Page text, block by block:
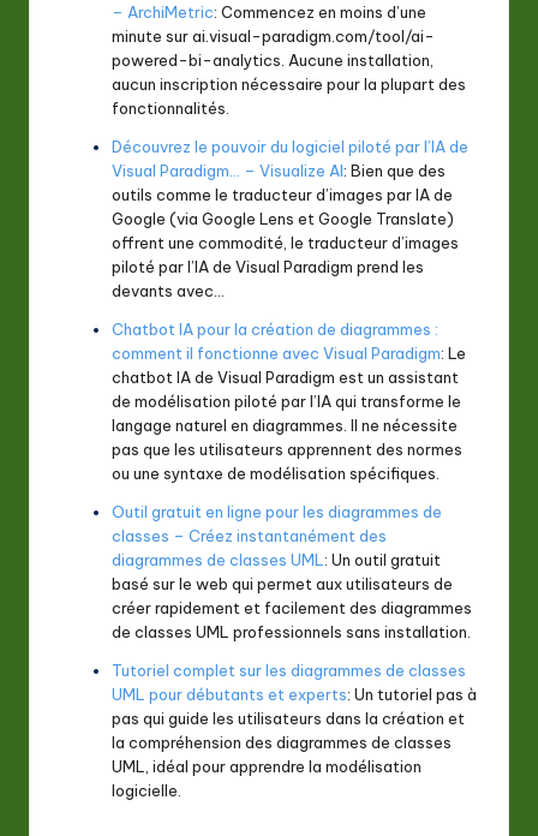
– ArchiMetric: Commencez en moins d’une
minute sur ai.visual-paradigm.com/tool/ai-
powered-bi-analytics. Aucune installation,
aucun inscription nécessaire pour la plupart des
fonctionnalités.
Découvrez le pouvoir du logiciel piloté par l’IA de
Visual Paradigm… – Visualize AI: Bien que des
outils comme le traducteur d’images par IA de
Google (via Google Lens et Google Translate)
offrent une commodité, le traducteur d’images
piloté par l’IA de Visual Paradigm prend les
devants avec…
Chatbot IA pour la création de diagrammes :
comment il fonctionne avec Visual Paradigm: Le
chatbot IA de Visual Paradigm est un assistant
de modélisation piloté par l’IA qui transforme le
langage naturel en diagrammes. Il ne nécessite
pas que les utilisateurs apprennent des normes
ou une syntaxe de modélisation spécifiques.
Outil gratuit en ligne pour les diagrammes de
classes – Créez instantanément des
diagrammes de classes UML : Un outil gratuit
basé sur le web qui permet aux utilisateurs de
créer rapidement et facilement des diagrammes
de classes UML professionnels sans installation.
Tutoriel complet sur les diagrammes de classes
UML pour débutants et experts: Un tutoriel pas à
pas qui guide les utilisateurs dans la création et
la compréhension des diagrammes de classes
UML, idéal pour apprendre la modélisation
logicielle.